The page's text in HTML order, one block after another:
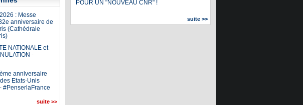
: Messe
anniversaire de
(Cathédrale
NATIONALE et
-
anniversaire
Etats-Unis
#PenserlaFrance
suite >>
POUR UN "NOUVEAU CNR" !
suite >>